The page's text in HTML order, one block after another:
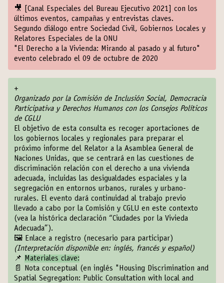
🎥 [Canal Especiales del Bureau Ejecutivo 2021]
con los
últimos eventos, campañas y entrevistas claves.
Segundo diálogo entre Sociedad Civil, Gobiernos Locales y
Relatores Especiales de la ONU
"El Derecho a la Vivienda: Mirando al pasado y al futuro"
evento celebrado el 09 de octubre de 2020
+
Organizado por la Comisión de Inclusión Social, Democracia
Participativa y Derechos Humanos con los Consejos Políticos
de CGLU
El objetivo de esta consulta es recoger aportaciones de
los gobiernos locales y regionales para preparar el
próximo informe del Relator a la Asamblea General de
Naciones Unidas, que se centrará en las cuestiones de
discriminación relación con el derecho a una vivienda
adecuada, incluidas las desigualdades espaciales y la
segregación en entornos urbanos, rurales y urbano-
rurales. El evento dará continuidad al trabajo previo
llevado a cabo por la Comisión y CGLU en este contexto
(vea la histórica declaración “Ciudades por la Vivieda
Adecuada”).
🖼️ Enlace a registro (necesario para participar)
(Interpretación disponible en: inglés, francés y español)
📌
Materiales clave:
📄
Nota conceptual (en inglés "Housing Discrimination and
Spatial Segregation: Public Consultation with local and